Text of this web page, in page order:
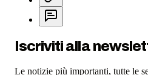
Iscriviti alla
Le notizie più importanti, tutte le